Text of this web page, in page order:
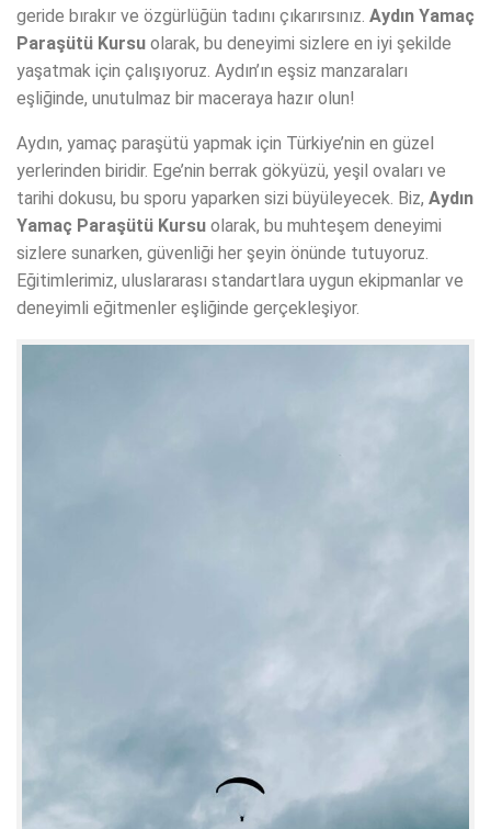
geride bırakır ve özgürlüğün tadını çıkarırsınız. Aydın Yamaç
Paraşütü Kursu olarak, bu deneyimi sizlere en iyi şekilde
yaşatmak için çalışıyoruz. Aydın’ın eşsiz manzaraları
eşliğinde, unutulmaz bir maceraya hazır olun!
Aydın, yamaç paraşütü yapmak için Türkiye’nin en güzel
yerlerinden biridir. Ege’nin berrak gökyüzü, yeşil ovaları ve
tarihi dokusu, bu sporu yaparken sizi büyüleyecek. Biz, Aydın
Yamaç Paraşütü Kursu olarak, bu muhteşem deneyimi
sizlere sunarken, güvenliği her şeyin önünde tutuyoruz.
Eğitimlerimiz, uluslararası standartlara uygun ekipmanlar ve
deneyimli eğitmenler eşliğinde gerçekleşiyor.